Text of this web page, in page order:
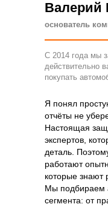
Я понял
отчёты не
Настоящая
экспертов,
деталь.
работают
которые знают
Мы подбираем
сегмента: от
основатель
С 2014 года мы
действительно
покупать